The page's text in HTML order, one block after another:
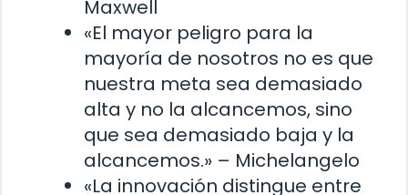
Maxwell
«El mayor peligro para la
mayoría de nosotros no es que
nuestra meta sea demasiado
alta y no la alcancemos, sino
que sea demasiado baja y la
alcancemos.» – Michelangelo
«La innovación distingue entre